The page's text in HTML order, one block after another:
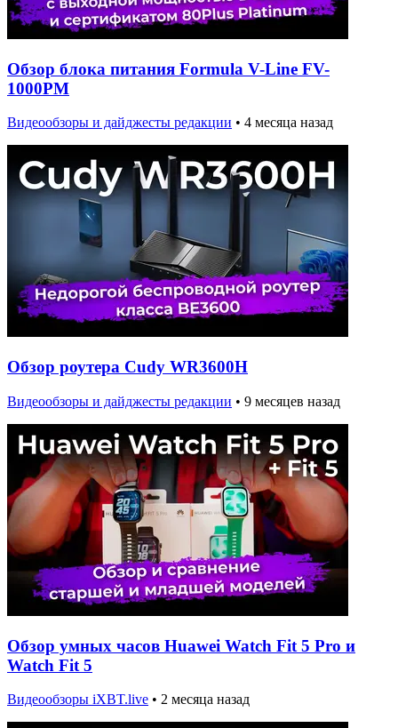
Обзор блока питания Formula V-Line FV-
1000PM
Видеообзоры и дайджесты редакции • 4 месяца назад
Обзор роутера Cudy WR3600H
Видеообзоры и дайджесты редакции • 9 месяцев назад
Обзор умных часов Huawei Watch Fit 5 Pro и
Watch Fit 5
Видеообзоры iXBT.live • 2 месяца назад